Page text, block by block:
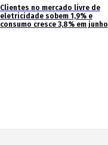
Clientes no mercado livre de
eletricidade sobem 1,9% e
consumo cresce 3,8% em junho